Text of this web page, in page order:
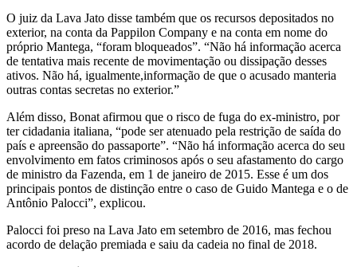
O juiz da Lava Jato disse também que os recursos depositados no
exterior, na conta da Pappilon Company e na conta em nome do
próprio Mantega, “foram bloqueados”. “Não há informação acerca
de tentativa mais recente de movimentação ou dissipação desses
ativos. Não há, igualmente,informação de que o acusado manteria
outras contas secretas no exterior.”
Além disso, Bonat afirmou que o risco de fuga do ex-ministro, por
ter cidadania italiana, “pode ser atenuado pela restrição de saída do
país e apreensão do passaporte”. “Não há informação acerca do seu
envolvimento em fatos criminosos após o seu afastamento do cargo
de ministro da Fazenda, em 1 de janeiro de 2015. Esse é um dos
principais pontos de distinção entre o caso de Guido Mantega e o de
Antônio Palocci”, explicou.
Palocci foi preso na Lava Jato em setembro de 2016, mas fechou
acordo de delação premiada e saiu da cadeia no final de 2018.